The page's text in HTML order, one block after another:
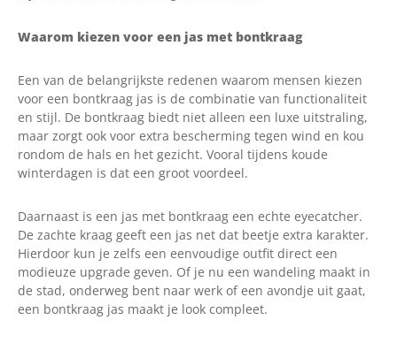
Waarom kiezen voor een jas met bontkraag
Een van de belangrijkste redenen waarom mensen kiezen
voor een bontkraag jas is de combinatie van functionaliteit
en stijl. De bontkraag biedt niet alleen een luxe uitstraling,
maar zorgt ook voor extra bescherming tegen wind en kou
rondom de hals en het gezicht. Vooral tijdens koude
winterdagen is dat een groot voordeel.
Daarnaast is een jas met bontkraag een echte eyecatcher.
De zachte kraag geeft een jas net dat beetje extra karakter.
Hierdoor kun je zelfs een eenvoudige outfit direct een
modieuze upgrade geven. Of je nu een wandeling maakt in
de stad, onderweg bent naar werk of een avondje uit gaat,
een bontkraag jas maakt je look compleet.